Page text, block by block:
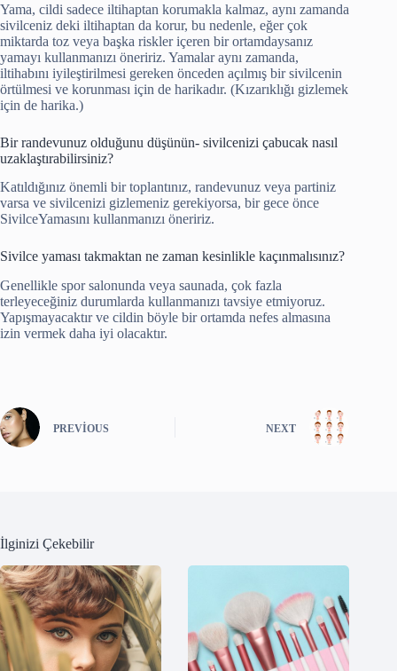
Yama, cildi sadece iltihaptan korumakla kalmaz, aynı zamanda
sivilceniz deki iltihaptan da korur, bu nedenle, eğer çok
miktarda toz veya başka riskler içeren bir ortamdaysanız
yamayı kullanmanızı öneririz. Yamalar aynı zamanda,
iltihabını iyileştirilmesi gereken önceden açılmış bir sivilcenin
örtülmesi ve korunması için de harikadır. (Kızarıklığı gizlemek
için de harika.)
Bir randevunuz olduğunu düşünün- sivilcenizi çabucak nasıl
uzaklaştırabilirsiniz?
Katıldığınız önemli bir toplantınız, randevunuz veya partiniz
varsa ve sivilcenizi gizlemeniz gerekiyorsa, bir gece önce
SivilceYamasını kullanmanızı öneririz.
Sivilce yaması takmaktan ne zaman kesinlikle kaçınmalısınız?
Genellikle spor salonunda veya saunada, çok fazla
terleyeceğiniz durumlarda kullanmanızı tavsiye etmiyoruz.
Yapışmayacaktır ve cildin böyle bir ortamda nefes almasına
izin vermek daha iyi olacaktır.
PREVIOUS NEXT
İlginizi Çekebilir